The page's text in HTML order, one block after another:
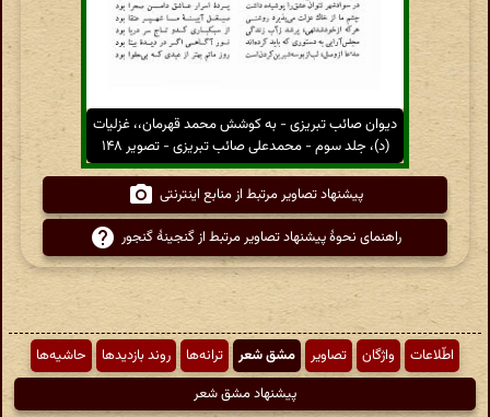
دیوان صائب تبریزی - به کوشش محمد قهرمان،، غزلیات
(د)، جلد سوم - محمدعلی صائب تبریزی - تصویر ۱۴۸
پیشنهاد تصاویر مرتبط از منابع اینترنتی
راهنمای نحوهٔ پیشنهاد تصاویر مرتبط از گنجینهٔ گنجور
اطّلاعات واژگان تصاویر مشق شعر ترانه‌ها روند بازدیدها
حاشیه‌ها
پیشنهاد مشق شعر